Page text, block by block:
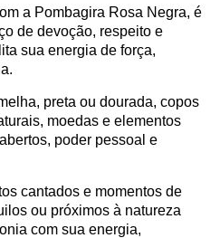
a Pombagira Rosa Negra, é
de devoção, respeito e
sua energia de força,
preta ou dourada, copos
moedas e elementos
poder pessoal e
cantados e momentos de
ou próximos à natureza
com sua energia,